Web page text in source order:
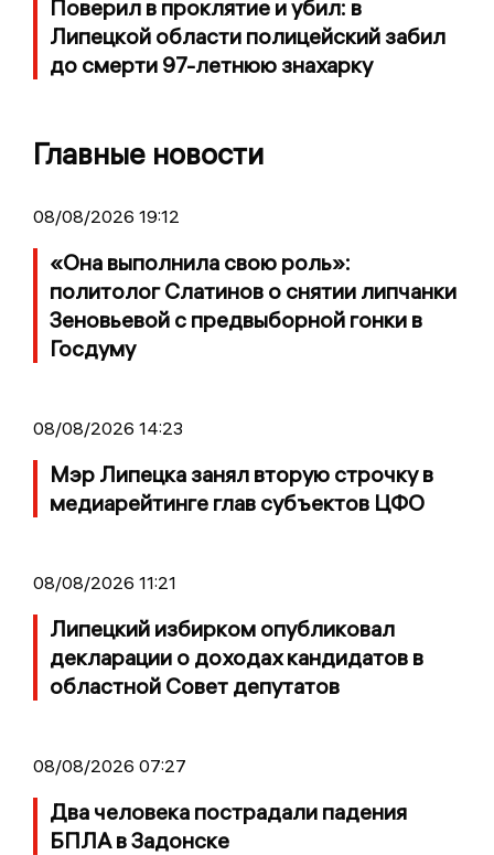
Поверил в проклятие и убил: в
Липецкой области полицейский забил
до смерти 97-летнюю знахарку
Главные новости
08/08/2026 19:12
«Она выполнила свою роль»:
политолог Слатинов о снятии липчанки
Зеновьевой с предвыборной гонки в
Госдуму
08/08/2026 14:23
Мэр Липецка занял вторую строчку в
медиарейтинге глав субъектов ЦФО
08/08/2026 11:21
Липецкий избирком опубликовал
декларации о доходах кандидатов в
областной Совет депутатов
08/08/2026 07:27
Два человека пострадали падения
БПЛА в Задонске